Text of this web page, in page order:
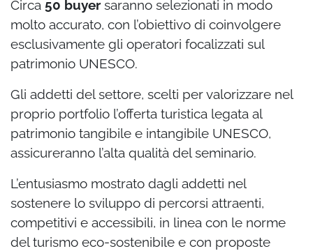
Circa 50 buyer saranno selezionati in modo
molto accurato, con l’obiettivo di coinvolgere
esclusivamente gli operatori focalizzati sul
patrimonio UNESCO.
Gli addetti del settore, scelti per valorizzare nel
proprio portfolio l’offerta turistica legata al
patrimonio tangibile e intangibile UNESCO,
assicureranno l’alta qualità del seminario.
L’entusiasmo mostrato dagli addetti nel
sostenere lo sviluppo di percorsi attraenti,
competitivi e accessibili, in linea con le norme
del turismo eco-sostenibile e con proposte